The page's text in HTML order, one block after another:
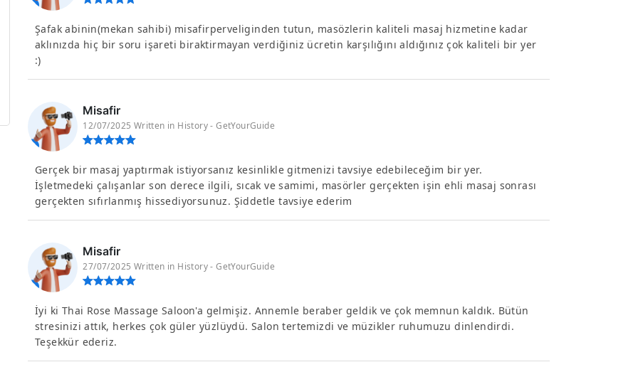
Şafak abinin(mekan sahibi) misafirperveliginden tutun, masözlerin kaliteli masaj hizmetine kadar
aklınızda hiç bir soru işareti biraktirmayan verdiğiniz ücretin karşılığını aldığınız çok kaliteli bir yer
:)
Misafir
12/07/2025 Written in History - GetYourGuide
Gerçek bir masaj yaptırmak istiyorsanız kesinlikle gitmenizi tavsiye edebileceğim bir yer.
İşletmedeki çalışanlar son derece ilgili, sıcak ve samimi, masörler gerçekten işin ehli masaj sonrası
gerçekten sıfırlanmış hissediyorsunuz. Şiddetle tavsiye ederim
Misafir
27/07/2025 Written in History - GetYourGuide
İyi ki Thai Rose Massage Saloon'a gelmişiz. Annemle beraber geldik ve çok memnun kaldık. Bütün
stresinizi attık, herkes çok güler yüzlüydü. Salon tertemizdi ve müzikler ruhumuzu dinlendirdi.
Teşekkür ederiz.